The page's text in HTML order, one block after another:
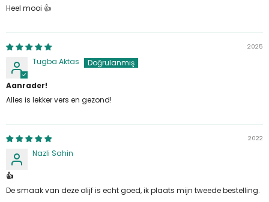
Heel mooi 👍
2025
Tugba Aktas
Aanrader!
Alles is lekker vers en gezond!
2022
Nazli Sahin
👍
De smaak van deze olijf is echt goed, ik plaats mijn tweede bestelling.